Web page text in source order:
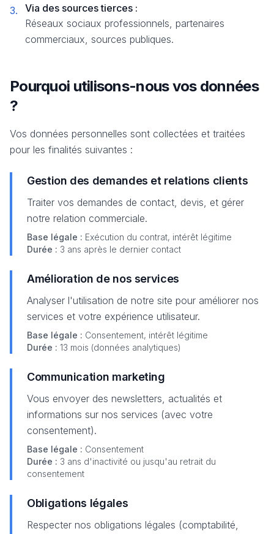
3.
Via des sources tierces :
Réseaux sociaux professionnels, partenaires
commerciaux, sources publiques.
Pourquoi utilisons-nous vos données
?
Vos données personnelles sont collectées et traitées
pour les finalités suivantes :
Gestion des demandes et relations clients
Traiter vos demandes de contact, devis, et gérer
notre relation commerciale.
Base légale : Exécution du contrat, intérêt légitime
Durée : 3 ans après le dernier contact
Amélioration de nos services
Analyser l'utilisation de notre site pour améliorer nos
services et votre expérience utilisateur.
Base légale : Consentement, intérêt légitime
Durée : 13 mois (données analytiques)
Communication marketing
Vous envoyer des newsletters, actualités et
informations sur nos services (avec votre
consentement).
Base légale : Consentement
Durée : 3 ans d'inactivité ou jusqu'au retrait du
consentement
Obligations légales
Respecter nos obligations légales (comptabilité,